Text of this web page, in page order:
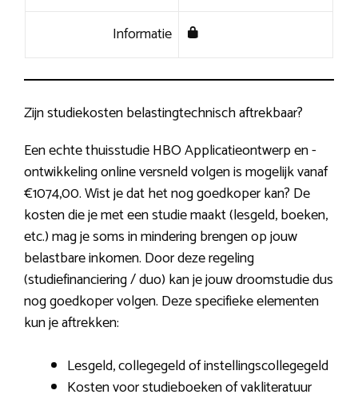
Informatie
Zijn studiekosten belastingtechnisch aftrekbaar?
Een echte thuisstudie HBO Applicatieontwerp en -
ontwikkeling online versneld volgen is mogelijk vanaf
€1074,00. Wist je dat het nog goedkoper kan? De
kosten die je met een studie maakt (lesgeld, boeken,
etc.) mag je soms in mindering brengen op jouw
belastbare inkomen. Door deze regeling
(studiefinanciering / duo) kan je jouw droomstudie dus
nog goedkoper volgen. Deze specifieke elementen
kun je aftrekken:
Lesgeld, collegegeld of instellingscollegegeld
Kosten voor studieboeken of vakliteratuur